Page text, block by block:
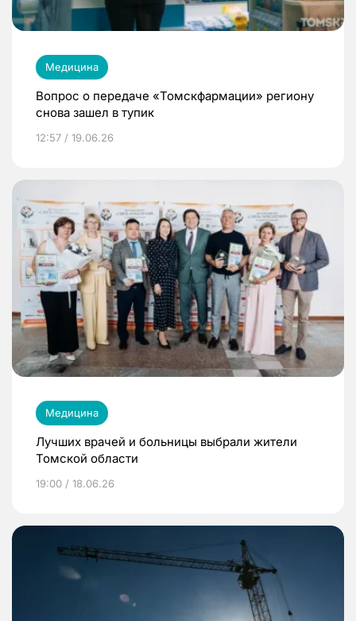
Медицина
Вопрос о передаче «Томскфармации» региону
снова зашел в тупик
12:57 / 19.06.26
Медицина
Лучших врачей и больницы выбрали жители
Томской области
19:00 / 18.06.26